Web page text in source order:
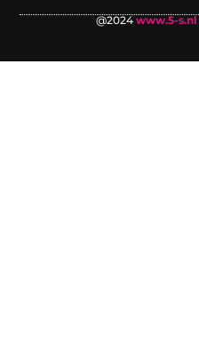
@2024www.5-s.nl